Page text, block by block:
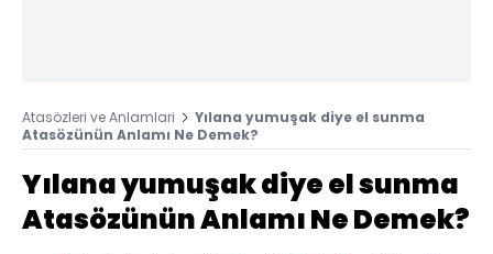
Atasözleri ve Anlamlari
Yılana yumuşak diye el sunma
Atasözünün Anlamı Ne Demek?
Yılana yumuşak diye el sunma
Atasözünün Anlamı Ne Demek?